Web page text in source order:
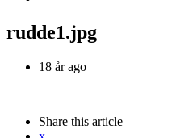
rudde1.jpg
18 år ago
Share this article